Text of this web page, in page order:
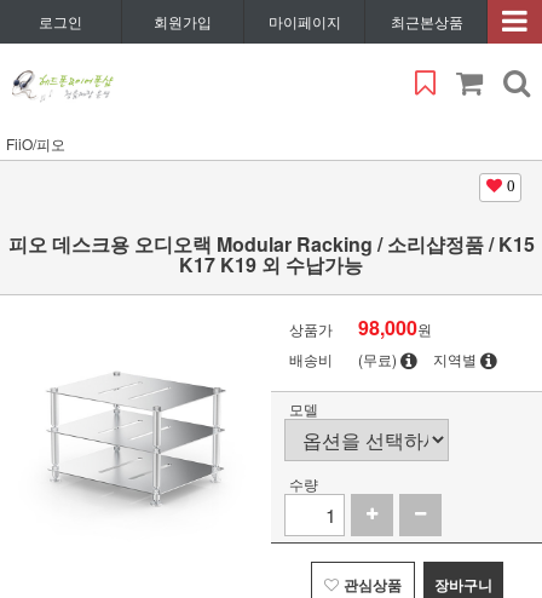
로그인 회원가입 마이페이지 최근본상품
FiiO/피오
0
피오 데스크용 오디오랙 Modular Racking / 소리샵정품 / K15
K17 K19 외 수납가능
상품가 98,000원
배송비
(무료) 지역별
모델
수량
관심상품 장바구니